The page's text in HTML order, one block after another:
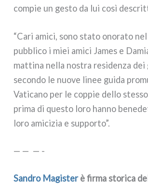
com­pie un gesto da lui così
“Cari ami­ci, sono sta­to ono­ra­to
pub­bli­co i miei ami­ci James e
mat­ti­na nel­la nostra resi­den­za dei
secon­do le nuo­ve linee gui­da
Vaticano per le cop­pie del­lo
pri­ma di que­sto loro han­no
loro ami­ci­zia e sup­por­to”.
— — — -
Sandro Magisterè fir­ma sto­ri­ca